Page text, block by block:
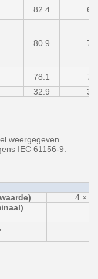
82.4
80.9
78.1
32.9
weergegeven
IEC 61156-9.
4 × 2